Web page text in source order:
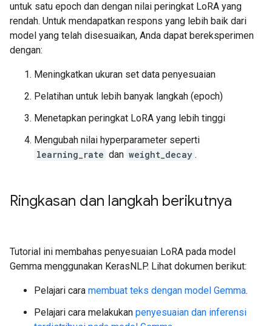
untuk satu epoch dan dengan nilai peringkat LoRA yang
rendah. Untuk mendapatkan respons yang lebih baik dari
model yang telah disesuaikan, Anda dapat bereksperimen
dengan:
Meningkatkan ukuran set data penyesuaian
Pelatihan untuk lebih banyak langkah (epoch)
Menetapkan peringkat LoRA yang lebih tinggi
Mengubah nilai hyperparameter seperti
learning_rate dan weight_decay .
Ringkasan dan langkah berikutnya
Tutorial ini membahas penyesuaian LoRA pada model
Gemma menggunakan KerasNLP. Lihat dokumen berikut:
Pelajari cara membuat teks dengan model Gemma.
Pelajari cara melakukan penyesuaian dan inferensi